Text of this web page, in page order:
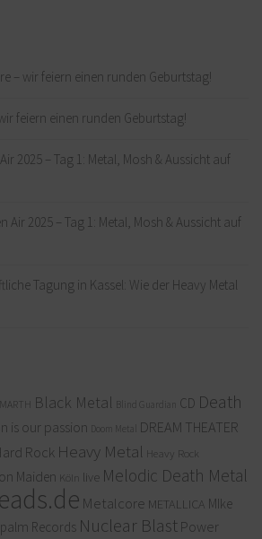
– wir feiern einen runden Geburtstag!
feiern einen runden Geburtstag!
2025 – Tag 1: Metal, Mosh & Aussicht auf
Air 2025 – Tag 1: Metal, Mosh & Aussicht auf
Tagung in Kassel: Wie der Heavy Metal
Black Metal Blind Guardian CD Death
is our passion Doom Metal DREAM THEATER
Rock Heavy Metal Heavy Rock
Maiden Köln live Melodic Death Metal
Metalcore METALLICA MIke
Records Nuclear Blast Power